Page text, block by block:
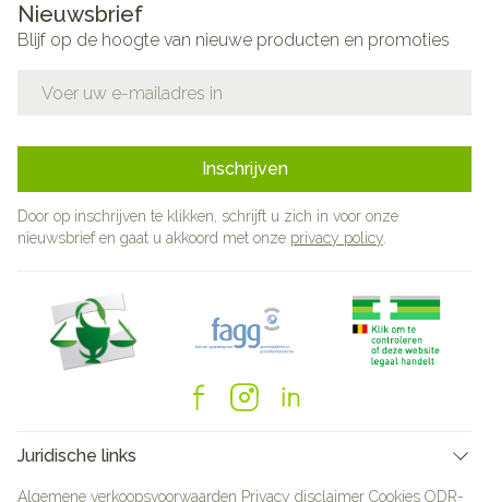
Nieuwsbrief
Blijf op de hoogte van nieuwe producten en promoties
Inschrijven
Door op inschrijven te klikken, schrijft u zich in voor onze
nieuwsbrief en gaat u akkoord met onze privacy policy
Juridische links
Algemene verkoopsvoorwaarden Privacy disclaimer Cookies ODR-